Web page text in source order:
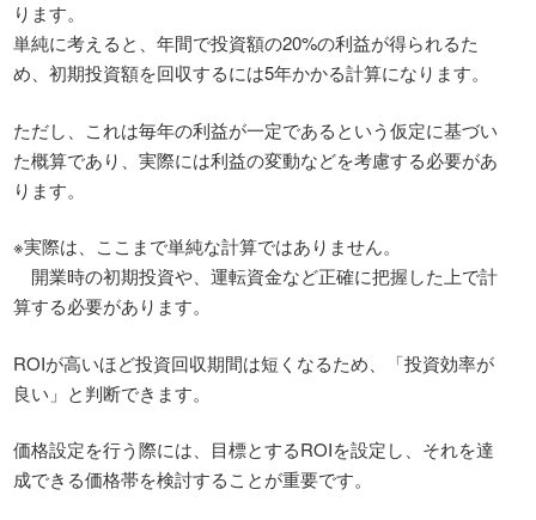
ります。
単純に考えると、年間で投資額の20%の利益が得られるた
め、初期投資額を回収するには5年かかる計算になります。
ただし、これは毎年の利益が一定であるという仮定に基づい
た概算であり、実際には利益の変動などを考慮する必要があ
ります。
※実際は、ここまで単純な計算ではありません。
開業時の初期投資や、運転資金など正確に把握した上で計
算する必要があります。
ROIが高いほど投資回収期間は短くなるため、「投資効率が
良い」と判断できます。
価格設定を行う際には、目標とするROIを設定し、それを達
成できる価格帯を検討することが重要です。